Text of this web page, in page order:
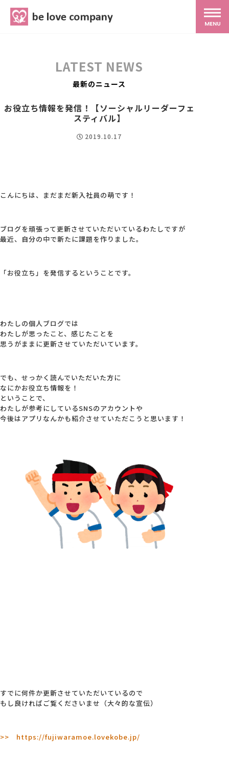
MENU
お問い合わせ
LATEST NEWS
最新のニュース
お役立ち情報を発信！【ソーシャルリーダーフェ
スティバル】
2019.10.17
こんにちは、まだまだ新入社員の萌です！
ブログを頑張って更新させていただいているわたしですが
最近、自分の中で新たに課題を作りました。
「お役立ち」を発信するということです。
わたしの個人ブログでは
わたしが思ったこと、感じたことを
思うがままに更新させていただいています。
でも、せっかく読んでいただいた方に
なにかお役立ち情報を！
ということで、
わたしが参考にしているSNSのアカウントや
今後はアプリなんかも紹介させていただこうと思います！
すでに何件か更新させていただいているので
もし良ければご覧くださいませ（大々的な宣伝）
>> https://fujiwaramoe.lovekobe.jp/